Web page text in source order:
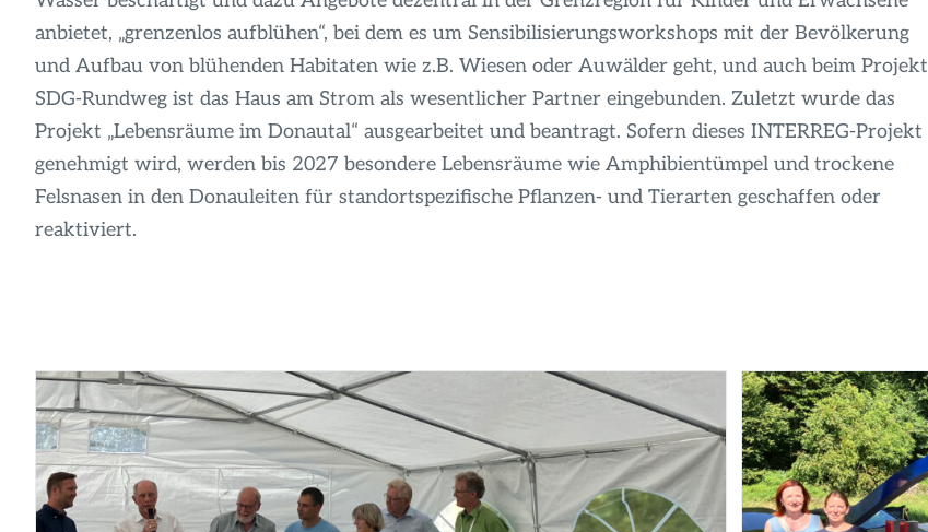
anbietet, „grenzenlos aufblühen“, bei dem es um Sensibilisierungsworkshops mit der Bevölkerung
und Aufbau von blühenden Habitaten wie z.B. Wiesen oder Auwälder geht, und auch beim Projekt
SDG-Rundweg ist das Haus am Strom als wesentlicher Partner eingebunden. Zuletzt wurde das
Projekt „Lebensräume im Donautal“ ausgearbeitet und beantragt. Sofern dieses INTERREG-Projekt
genehmigt wird, werden bis 2027 besondere Lebensräume wie Amphibientümpel und trockene
Felsnasen in den Donauleiten für standortspezifische Pflanzen- und Tierarten geschaffen oder
reaktiviert.